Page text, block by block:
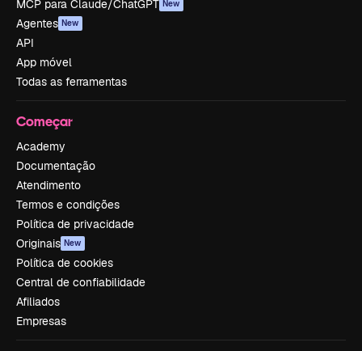
MCP para Claude/ChatGPT New
Agentes New
API
App móvel
Todas as ferramentas
Começar
Academy
Documentação
Atendimento
Termos e condições
Política de privacidade
Originais New
Política de cookies
Central de confiabilidade
Afiliados
Empresas